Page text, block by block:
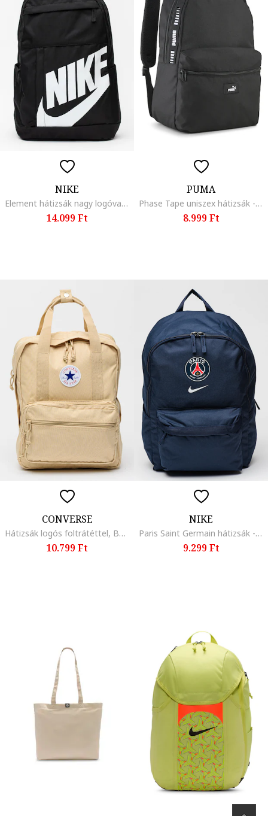
NIKE
Element hátizsák nagy logóval - 21 l, Fehér/Fekete
14.099 Ft
PUMA
Phase Tape uniszex hátizsák - 20 l, Fekete
8.999 Ft
CONVERSE
Hátizsák logós foltrátéttel, Bézs
10.799 Ft
NIKE
Paris Saint Germain hátizsák - 25 l, Tengerészkék
9.299 Ft